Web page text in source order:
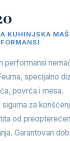
KUHINJSKA
performansi
specijalno
povrća i mesa.
za
od
Garantovan